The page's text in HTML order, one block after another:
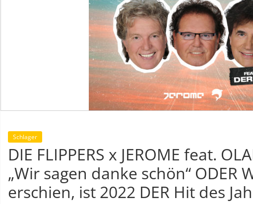
Schlager
DIE FLIPPERS x JEROME feat.
„Wir sagen danke schön“ ODER
erschien, ist 2022 DER Hit des